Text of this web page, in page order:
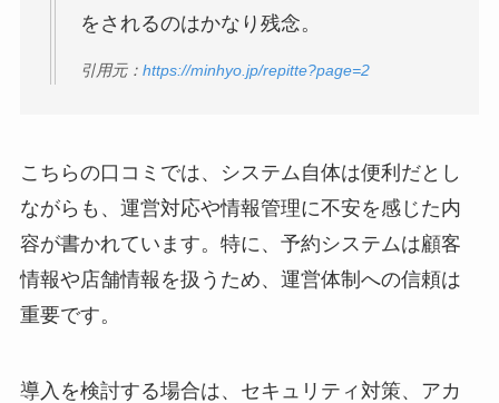
をされるのはかなり残念。
引用元： https://minhyo.jp/repitte?page=2
こちらの口コミでは、システム自体は便利だとし
ながらも、運営対応や情報管理に不安を感じた内
容が書かれています。特に、予約システムは顧客
情報や店舗情報を扱うため、運営体制への信頼は
重要です。
導入を検討する場合は、セキュリティ対策、アカ